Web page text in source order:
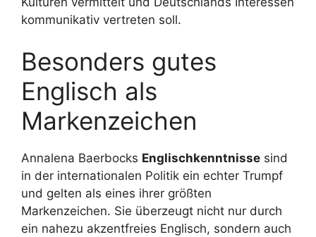
kommunikativ vertreten soll.
Besonders gutes
Englisch als
Markenzeichen
Annalena Baerbocks Englischkenntnisse sind
in der internationalen Politik ein echter Trumpf
und gelten als eines ihrer größten
Markenzeichen. Sie überzeugt nicht nur durch
ein nahezu akzentfreies Englisch, sondern auch